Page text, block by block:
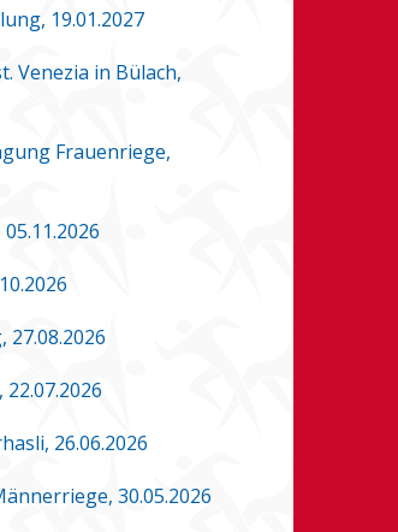
19.01.2027
Venezia in Bülach,
Frauenriege,
27.08.2026
26.06.2026
30.05.2026